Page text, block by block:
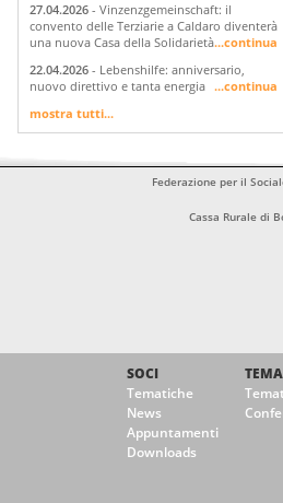
27.04.2026 - Vinzenzgemeinschaft: il
convento delle Terziarie a Caldaro diventerà
una nuova Casa della Solidarietà...continua
22.04.2026 - Lebenshilfe: anniversario,
nuovo direttivo e tanta energia ...continua
mostra tutti...
Federazione per il
Cassa Rurale di
SOCI
Tematiche
News
Appuntamenti
Downloads